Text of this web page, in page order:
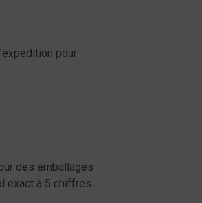
pour
des emballages
exact à 5 chiffres